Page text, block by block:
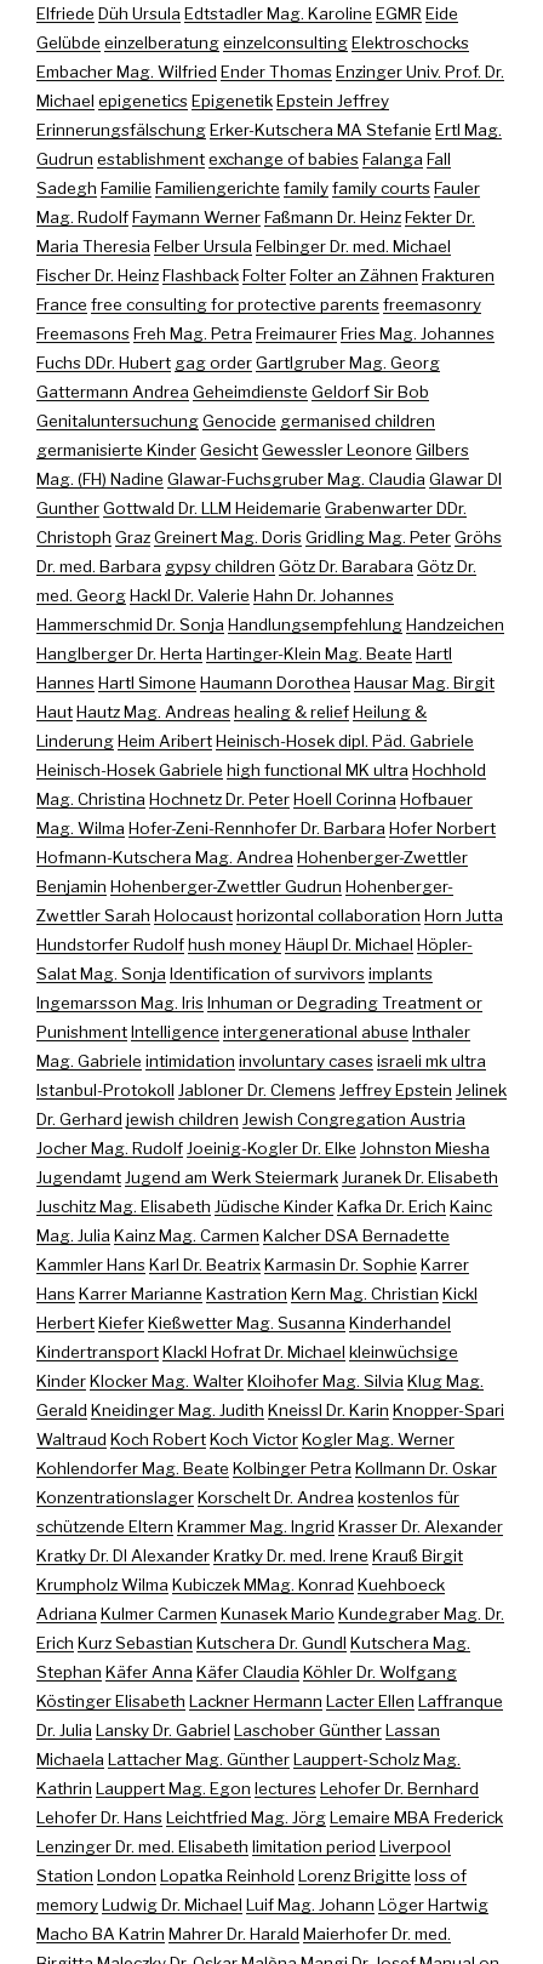
Elfriede Düh Ursula Edtstadler Mag. Karoline EGMR Eide
Gelübde einzelberatungeinzelconsultingElektroschocks
Embacher Mag. Wilfried Ender ThomasEnzinger Univ. Prof. Dr.
Michael epigeneticsEpigenetikEpstein Jeffrey
ErinnerungsfälschungErker-Kutschera MA Stefanie Ertl Mag.
Gudrun establishmentexchange of babiesFalanga Fall
Sadegh Familie Familiengerichte familyfamily courtsFauler
Mag. RudolfFaymann WernerFaßmann Dr. HeinzFekter Dr.
Maria Theresia Felber Ursula Felbinger Dr. med. Michael
Fischer Dr. HeinzFlashbackFolterFolter an Zähnen Frakturen
France free consulting for protective parentsfreemasonry
FreemasonsFreh Mag. Petra FreimaurerFries Mag. Johannes
Fuchs DDr. Hubert gag orderGartlgruber Mag. Georg
Gattermann Andrea Geheimdienste Geldorf Sir Bob
GenitaluntersuchungGenocide germanised children
germanisierte KinderGesichtGewessler Leonore Gilbers
Mag. (FH) Nadine Glawar-Fuchsgruber Mag. Claudia Glawar DI
GuntherGottwald Dr. LLM Heidemarie Grabenwarter DDr.
Christoph GrazGreinert Mag. DorisGridling Mag. PeterGröhs
Dr. med. Barbara gypsy children Götz Dr. Barabara Götz Dr.
med. GeorgHackl Dr. Valerie Hahn Dr. Johannes
Hammerschmid Dr. Sonja HandlungsempfehlungHandzeichen
Hanglberger Dr. Herta Hartinger-Klein Mag. Beate Hartl
HannesHartl Simone Haumann Dorothea Hausar Mag. Birgit
HautHautz Mag. Andreashealing & reliefHeilung &
LinderungHeim AribertHeinisch-Hosek dipl. Päd. Gabriele
Heinisch-Hosek Gabriele high functional MK ultra Hochhold
Mag. Christina Hochnetz Dr. PeterHoell Corinna Hofbauer
Mag. Wilma Hofer-Zeni-Rennhofer Dr. Barbara Hofer Norbert
Hofmann-Kutschera Mag. Andrea Hohenberger-Zwettler
Benjamin Hohenberger-Zwettler Gudrun Hohenberger-
Zwettler Sarah Holocausthorizontal collaboration Horn Jutta
Hundstorfer Rudolfhush moneyHäupl Dr. Michael Höpler-
Salat Mag. Sonja Identification of survivorsimplants
Ingemarsson Mag. IrisInhuman or Degrading Treatment or
PunishmentIntelligence intergenerational abuse Inthaler
Mag. Gabriele intimidation involuntary casesisraeli mk ultra
Istanbul-Protokoll Jabloner Dr. ClemensJeffrey Epstein Jelinek
Dr. Gerhard jewish children Jewish Congregation Austria
Jocher Mag. RudolfJoeinig-Kogler Dr. Elke Johnston Miesha
JugendamtJugend am Werk SteiermarkJuranek Dr. Elisabeth
Juschitz Mag. Elisabeth Jüdische KinderKafka Dr. Erich Kainc
Mag. Julia Kainz Mag. Carmen Kalcher DSA Bernadette
Kammler HansKarl Dr. BeatrixKarmasin Dr. Sophie Karrer
HansKarrer Marianne Kastration Kern Mag. Christian Kickl
HerbertKieferKießwetter Mag. Susanna Kinderhandel
KindertransportKlackl Hofrat Dr. Michael kleinwüchsige
KinderKlocker Mag. WalterKloihofer Mag. Silvia Klug Mag.
Gerald Kneidinger Mag. Judith Kneissl Dr. Karin Knopper-Spari
Waltraud Koch RobertKoch VictorKogler Mag. Werner
Kohlendorfer Mag. Beate Kolbinger Petra Kollmann Dr. Oskar
KonzentrationslagerKorschelt Dr. Andrea kostenlos für
schützende Eltern Krammer Mag. Ingrid Krasser Dr. Alexander
Kratky Dr. DI AlexanderKratky Dr. med. Irene Krauß Birgit
Krumpholz Wilma Kubiczek MMag. Konrad Kuehboeck
Adriana Kulmer Carmen Kunasek Mario Kundegraber Mag. Dr.
Erich Kurz Sebastian Kutschera Dr. Gundl Kutschera Mag.
Stephan Käfer Anna Käfer Claudia Köhler Dr. Wolfgang
Köstinger Elisabeth Lackner Hermann Lacter Ellen Laffranque
Dr. Julia Lansky Dr. Gabriel Laschober GüntherLassan
Michaela Lattacher Mag. GüntherLauppert-Scholz Mag.
Kathrin Lauppert Mag. Egon lecturesLehofer Dr. Bernhard
Lehofer Dr. HansLeichtfried Mag. JörgLemaire MBA Frederick
Lenzinger Dr. med. Elisabeth limitation period Liverpool
Station London Lopatka Reinhold Lorenz Brigitte loss of
memoryLudwig Dr. Michael Luif Mag. Johann Löger Hartwig
Macho BA Katrin Mahrer Dr. Harald Maierhofer Dr. med.